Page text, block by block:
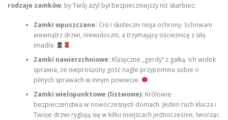
rodzaje zamków, by Twój azyl był bezpieczniejszy niż skarbiec:
Zamki wpuszczane: Cisi i skuteczni ninja ochrony. Schowani
wewnątrz drzwi, niewidoczni, a trzymający ościeżnicę z siłą
imadła.
Zamki nawierzchniowe: Klasyczne „gerdy” z gałką. Ich widok
sprawia, że nieproszony gość nagle przypomina sobie o
pilnych sprawach w innym powiecie.
Zamki wielopunktowe (listwowe): Królowie
bezpieczeństwa w nowoczesnych domach. Jeden ruch klucza i
Twoje drzwi ryglują się w kilku miejscach jednocześnie, tworząc